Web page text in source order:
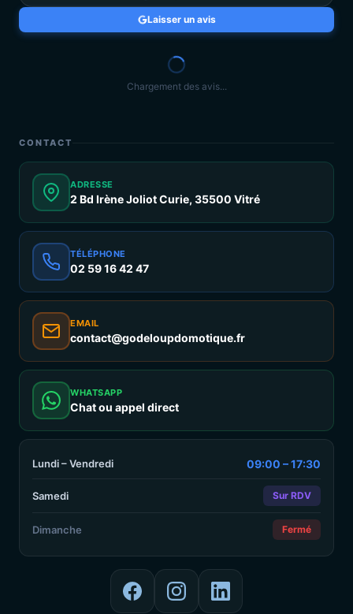
Laisser un avis
Chargement des avis...
CONTACT
ADRESSE
2 Bd Irène Joliot Curie, 35500 Vitré
TÉLÉPHONE
02 59 16 42 47
EMAIL
contact@godeloupdomotique.fr
WHATSAPP
Chat ou appel direct
Lundi – Vendredi 09:00 – 17:30
Samedi Sur RDV
Dimanche Fermé